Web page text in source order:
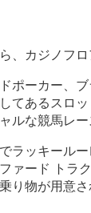
、カジノフ
ポーカー、
てあるスロ
ルな競馬レー
ラッキール
ァード トラ
り物が用意